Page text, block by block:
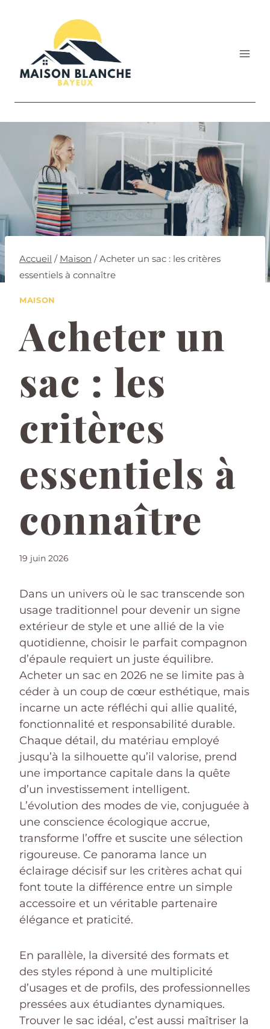
Accueil / Maison / Acheter un sac : les critères
essentiels à connaître
MAISON
Acheter un
sac : les
critères
essentiels à
connaître
19 juin 2026
Dans un univers où le sac transcende son
usage traditionnel pour devenir un signe
extérieur de style et une allié de la vie
quotidienne, choisir le parfait compagnon
d’épaule requiert un juste équilibre.
Acheter un sac en 2026 ne se limite pas à
céder à un coup de cœur esthétique, mais
incarne un acte réfléchi qui allie qualité,
fonctionnalité et responsabilité durable.
Chaque détail, du matériau employé
jusqu’à la silhouette qu’il valorise, prend
une importance capitale dans la quête
d’un investissement intelligent.
L’évolution des modes de vie, conjuguée à
une conscience écologique accrue,
transforme l’offre et suscite une sélection
rigoureuse. Ce panorama lance un
éclairage décisif sur les critères achat qui
font toute la différence entre un simple
accessoire et un véritable partenaire
élégance et praticité.
En parallèle, la diversité des formats et
des styles répond à une multiplicité
d’usages et de profils, des professionnelles
pressées aux étudiantes dynamiques.
Trouver le sac idéal, c’est aussi maîtriser la